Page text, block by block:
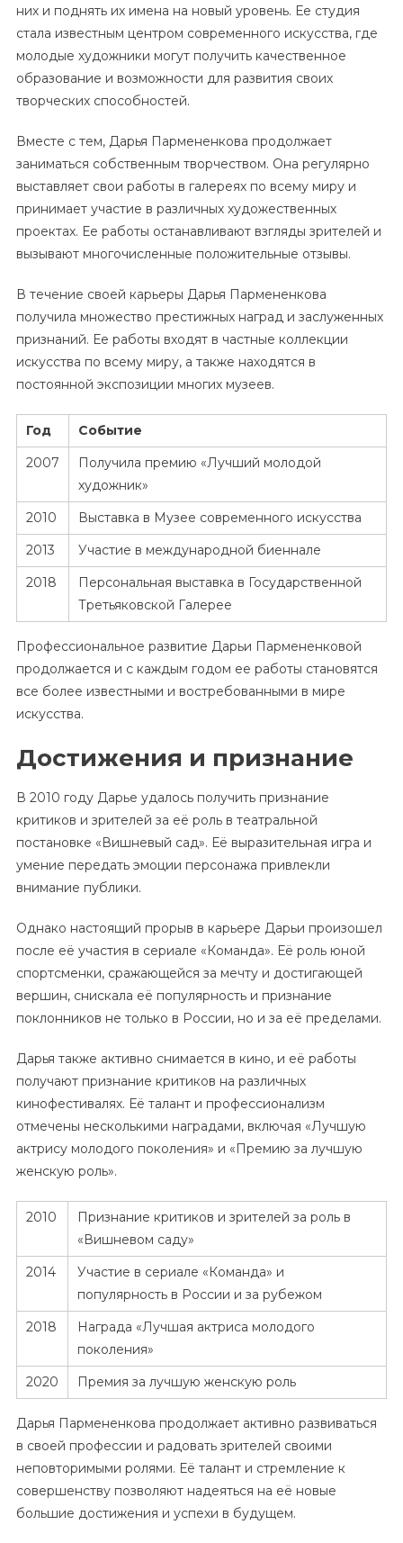
них и поднять их имена на новый уровень. Ее студия
стала известным центром современного искусства, где
молодые художники могут получить качественное
образование и возможности для развития своих
творческих способностей.
Вместе с тем, Дарья Пармененкова продолжает
заниматься собственным творчеством. Она регулярно
выставляет свои работы в галереях по всему миру и
принимает участие в различных художественных
проектах. Ее работы останавливают взгляды зрителей и
вызывают многочисленные положительные отзывы.
В течение своей карьеры Дарья Пармененкова
получила множество престижных наград и заслуженных
признаний. Ее работы входят в частные коллекции
искусства по всему миру, а также находятся в
постоянной экспозиции многих музеев.
Год
Событие
2007
Получила премию «Лучший молодой
художник»
2010
Выставка в Музее современного искусства
2013
Участие в международной биеннале
2018
Персональная выставка в Государственной
Третьяковской Галерее
Профессиональное развитие Дарьи Пармененковой
продолжается и с каждым годом ее работы становятся
все более известными и востребованными в мире
искусства.
Достижения и признание
В 2010 году Дарье удалось получить признание
критиков и зрителей за её роль в театральной
постановке «Вишневый сад». Её выразительная игра и
умение передать эмоции персонажа привлекли
внимание публики.
Однако настоящий прорыв в карьере Дарьи произошел
после её участия в сериале «Команда». Её роль юной
спортсменки, сражающейся за мечту и достигающей
вершин, снискала её популярность и признание
поклонников не только в России, но и за её пределами.
Дарья также активно снимается в кино, и её работы
получают признание критиков на различных
кинофестивалях. Её талант и профессионализм
отмечены несколькими наградами, включая «Лучшую
актрису молодого поколения» и «Премию за лучшую
женскую роль».
2010
Признание критиков и зрителей за роль в
«Вишневом саду»
2014
Участие в сериале «Команда» и
популярность в России и за рубежом
2018
Награда «Лучшая актриса молодого
поколения»
2020
Премия за лучшую женскую роль
Дарья Пармененкова продолжает активно развиваться
в своей профессии и радовать зрителей своими
неповторимыми ролями. Её талант и стремление к
совершенству позволяют надеяться на её новые
большие достижения и успехи в будущем.